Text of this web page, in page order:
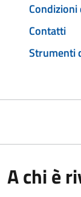
Contatti
Strumenti
A chi è